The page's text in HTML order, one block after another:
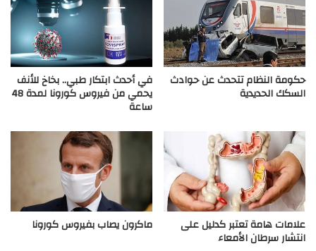
حكومة النظام تتحدث عن حوادث
السكك الحديدية
في أحدث ابتكار طبي.. بخاخ للأنف
يحمي من فيروس كورونا لمدة 48
ساعة
علامات هامة تعتبر كدليل على
انتشار سرطان الأمعاء
ماكرون يصاب بفيروس كورونا